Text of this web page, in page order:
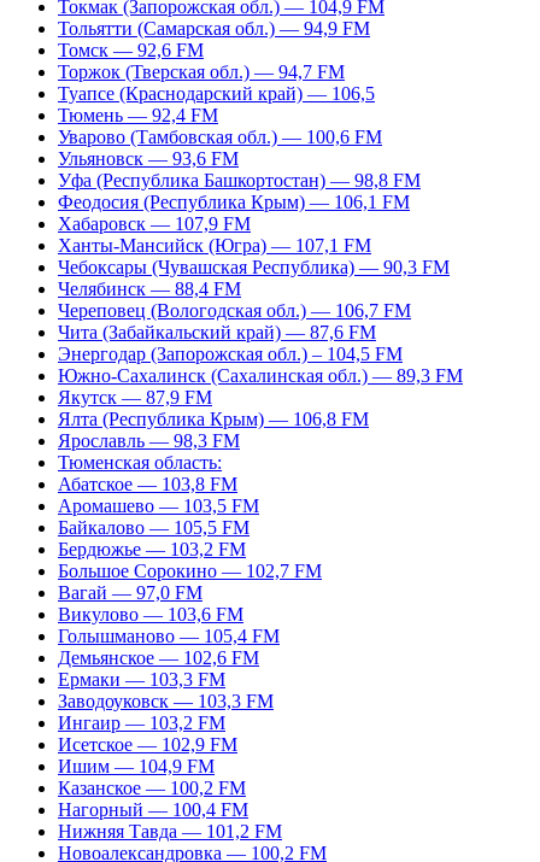
Токмак (Запорожская обл.) — 104,9 FM
Тольятти (Самарская обл.) — 94,9 FM
Томск — 92,6 FM
Торжок (Тверская обл.) — 94,7 FM
Туапсе (Краснодарский край) — 106,5
Тюмень — 92,4 FM
Уварово (Тамбовская обл.) — 100,6 FM
Ульяновск — 93,6 FM
Уфа (Республика Башкортостан) — 98,8 FM
Феодосия (Республика Крым) — 106,1 FM
Хабаровск — 107,9 FM
Ханты-Мансийск (Югра) — 107,1 FM
Чебоксары (Чувашская Республика) — 90,3 FM
Челябинск — 88,4 FM
Череповец (Вологодская обл.) — 106,7 FM
Чита (Забайкальский край) — 87,6 FM
Энергодар (Запорожская обл.) – 104,5 FM
Южно-Сахалинск (Сахалинская обл.) — 89,3 FM
Якутск — 87,9 FM
Ялта (Республика Крым) — 106,8 FM
Ярославль — 98,3 FM
Тюменская область:
Абатское — 103,8 FM
Аромашево — 103,5 FM
Байкалово — 105,5 FM
Бердюжье — 103,2 FM
Большое Сорокино — 102,7 FM
Вагай — 97,0 FM
Викулово — 103,6 FM
Голышманово — 105,4 FM
Демьянское — 102,6 FM
Ермаки — 103,3 FM
Заводоуковск — 103,3 FM
Ингаир — 103,2 FM
Исетское — 102,9 FM
Ишим — 104,9 FM
Казанское — 100,2 FM
Нагорный — 100,4 FM
Нижняя Тавда — 101,2 FM
Новоалександровка — 100,2 FM